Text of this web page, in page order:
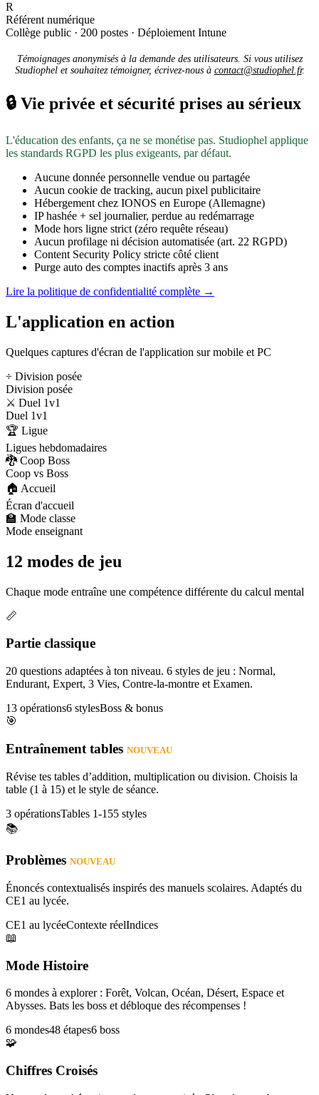
R
Référent numérique
Collège public · 200 postes · Déploiement Intune
Témoignages anonymisés à la demande des utilisateurs. Si vous utilisez
Studiophel et souhaitez témoigner, écrivez-nous à contact@studiophel.fr.
🔒 Vie privée et sécurité prises au sérieux
L'éducation des enfants, ça ne se monétise pas. Studiophel applique
les standards RGPD les plus exigeants, par défaut.
Aucune donnée personnelle vendue ou partagée
Aucun cookie de tracking, aucun pixel publicitaire
Hébergement chez IONOS en Europe (Allemagne)
IP hashée + sel journalier, perdue au redémarrage
Mode hors ligne strict (zéro requête réseau)
Aucun profilage ni décision automatisée (art. 22 RGPD)
Content Security Policy stricte côté client
Purge auto des comptes inactifs après 3 ans
Lire la politique de confidentialité complète →
L'application en action
Quelques captures d'écran de l'application sur mobile et PC
÷ Division posée
Division posée
⚔️ Duel 1v1
Duel 1v1
🏆 Ligue
Ligues hebdomadaires
🐉 Coop Boss
Coop vs Boss
🏠 Accueil
Écran d'accueil
🏫 Mode classe
Mode enseignant
12 modes de jeu
Chaque mode entraîne une compétence différente du calcul mental
📏
Partie classique
20 questions adaptées à ton niveau. 6 styles de jeu : Normal,
Endurant, Expert, 3 Vies, Contre-la-montre et Examen.
13 opérations6 stylesBoss & bonus
🎯
Entraînement tables NOUVEAU
Révise tes tables d’addition, multiplication ou division. Choisis la
table (1 à 15) et le style de séance.
3 opérationsTables 1-155 styles
📚
Problèmes NOUVEAU
Énoncés contextualisés inspirés des manuels scolaires. Adaptés du
CE1 au lycée.
CE1 au lycéeContexte réelIndices
📖
Mode Histoire
6 mondes à explorer : Forêt, Volcan, Océan, Désert, Espace et
Abysses. Bats les boss et débloque des récompenses !
6 mondes48 étapes6 boss
🧩
Chiffres Croisés